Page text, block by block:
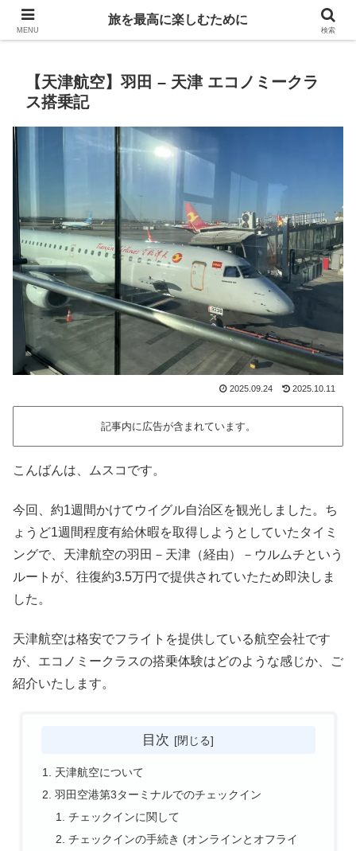
Life is travelling
【天津航空】羽田 – 天津 エコノミークラ
ス搭乗記
2025.09.24 2025.10.11
記事内に広告が含まれています。
こんばんは、ムスコです。
今回、約1週間かけてウイグル自治区を観光しました。ち
ょうど1週間程度有給休暇を取得しようとしていたタイミ
ングで、天津航空の羽田－天津（経由）－ウルムチという
ルートが、往復約3.5万円で提供されていたため即決しま
した。
天津航空は格安でフライトを提供している航空会社です
が、エコノミークラスの搭乗体験はどのような感じか、ご
紹介いたします。
目次
天津航空について
羽田空港第3ターミナルでのチェックイン
チェックインに関して
チェックインの手続き (オンラインとオフライ
MENU
旅を最高に楽しむために
検索